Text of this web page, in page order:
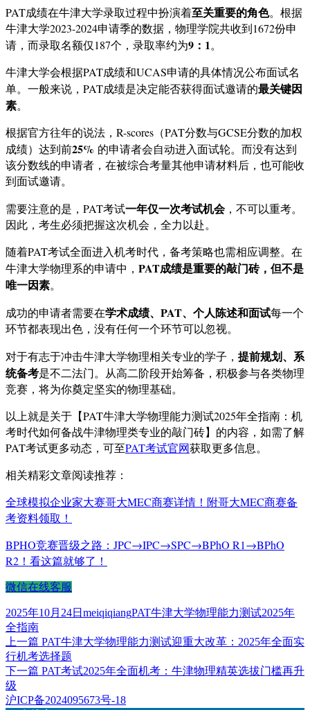
PAT成绩在牛津大学录取过程中扮演着至关重要的角色。根据
牛津大学2023-2024申请季的数据，物理学院共收到1672份申
请，而录取名额仅187个，录取率约为9：1。
牛津大学会根据PAT成绩和UCAS申请的具体情况公布面试名
单。一般来说，PAT成绩是决定能否获得面试邀请的最关键因
素。
根据官方往年的说法，R-scores（PAT分数与GCSE分数的加权
成绩）达到前25% 的申请者会自动进入面试轮。而没有达到
该分数线的申请者，在被综合考量其他申请材料后，也可能收
到面试邀请。
需要注意的是，PAT考试一年仅一次考试机会，不可以重考。
因此，考生必须把握这次机会，全力以赴。
随着PAT考试全面进入机考时代，备考策略也需相应调整。在
牛津大学物理系的申请中， PAT成绩是重要的敲门砖，但不是
唯一因素。
成功的申请者需要在学术成绩、PAT、个人陈述和面试每一个
环节都表现出色，没有任何一个环节可以忽视。
对于有志于冲击牛津大学物理相关专业的学子， 提前规划、系
统备考是不二法门。从高二阶段开始筹备，积极参与各类物理
竞赛，将为你奠定坚实的物理基础。
以上就是关于【PAT牛津大学物理能力测试2025年全指南：机
考时代如何备战牛津物理类专业的敲门砖】的内容，如需了解
PAT考试更多动态，可至PAT考试官网获取更多信息。
相关精彩文章阅读推荐：
全球模拟企业家大赛哥大MEC商赛详情！附哥大MEC商赛备
考资料领取！
BPHO竞赛晋级之路：JPC→IPC→SPC→BPhO R1→BPhO
R2！看这篇就够了！
微信在线客服
发
布
于
2025年10月24日 作
meiqiqiang标
PAT牛津大学物理能力测试2025年
全指南
文
章
导
上一篇 上
篇
文
PAT牛津大学物理能力测试迎重大改革：2025年全面实
行机考选择题
下一篇 下
文
PAT考试2025年全面机考：牛津物理精英选拔门槛再升
级
沪ICP备2024095673号-18